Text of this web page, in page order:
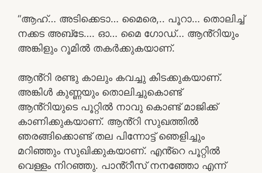
“ആഹ്… അടിക്കെടാ… മൈരെ,.. പൂറാ… തൊലിച്ച്
നക്കട അബ്ടേ…. ഓ… മൈ ഗോഡ്… ആൻ്റിയും
അങ്കിളും റൂമിൽ തകർക്കുകയാണ്.
ആൻ്റി രണ്ടു കാലും കവച്ചു കിടക്കുകയാണ്.
അങ്കിൾ കുണ്ണയും തൊലിച്ചുകൊണ്ട്
ആൻ്റിയുടെ പൂറ്റിൽ നാവു കൊണ്ട് മാജിക്ക്
കാണിക്കുകയാണ്. ആൻ്റി സുഖത്തിൽ
ഞരങ്ങിക്കൊണ്ട് തല പിന്നോട്ട് ഞെളിച്ചും
മറിഞ്ഞും സുഖിക്കുകയാണ്. എൻ്റെ പൂറ്റിൽ
വെള്ളം നിറഞ്ഞു. പാൻ്റീസ് നനഞ്ഞോ എന്ന്